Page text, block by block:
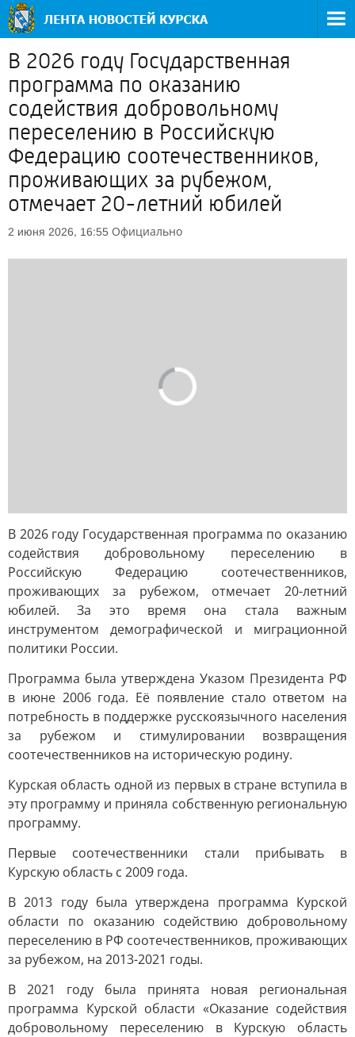
В 2026 году Государственная
программа по оказанию
содействия добровольному
переселению в Российскую
Федерацию соотечественников,
проживающих за рубежом,
отмечает 20-летний юбилей
2 июня 2026, 16:55 Официально
В 2026 году Государственная программа по оказанию
содействия добровольному переселению в
Российскую Федерацию соотечественников,
проживающих за рубежом, отмечает 20-летний
юбилей. За это время она стала важным
инструментом демографической и миграционной
политики России.
Программа была утверждена Указом Президента РФ
в июне 2006 года. Её появление стало ответом на
потребность в поддержке русскоязычного населения
за рубежом и стимулировании возвращения
соотечественников на историческую родину.
Курская область одной из первых в стране вступила в
эту программу и приняла собственную региональную
программу.
Первые соотечественники стали прибывать в
Курскую область с 2009 года.
В 2013 году была утверждена программа Курской
области по оказанию содействию добровольному
переселению в РФ соотечественников, проживающих
за рубежом, на 2013-2021 годы.
В 2021 году была принята новая региональная
программа Курской области «Оказание содействия
добровольному переселению в Курскую область